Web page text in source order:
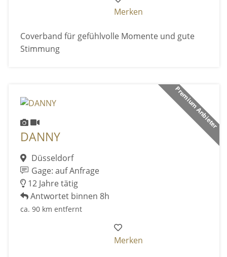
Merken
Coverband für gefühlvolle Momente und gute
Stimmung
Premium Anbieter
DANNY
Düsseldorf
Gage: auf Anfrage
12 Jahre tätig
Antwortet binnen 8h
ca. 90 km entfernt
Merken